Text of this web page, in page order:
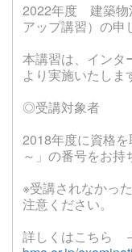
2022年度 建築物
アップ講習）の申
本講習は、インタ
より実施いたしま
◎受講対象者
2018年度に資格
～」の番号をお持
※受講されなかっ
注意ください。
詳しくはこち